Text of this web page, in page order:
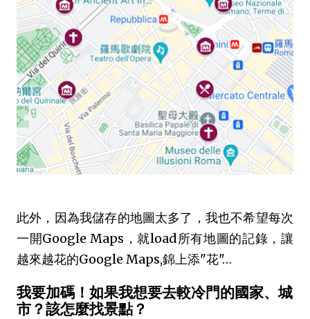
此外，因為我儲存的地圖太多了，我也不希望每次
一開Google Maps，就load所有地圖的記錄，讓
越來越花的Google Maps,錦上添"花"…
我要加碼！如果我想要去較冷門的國家、城
市？該怎麼找景點？